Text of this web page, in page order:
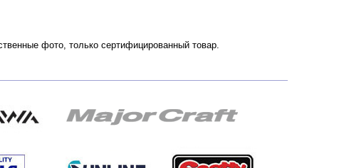
фото, только сертифицированный товар.